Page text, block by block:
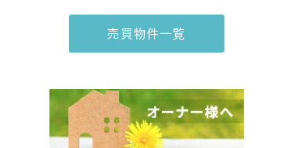
売買物件一覧